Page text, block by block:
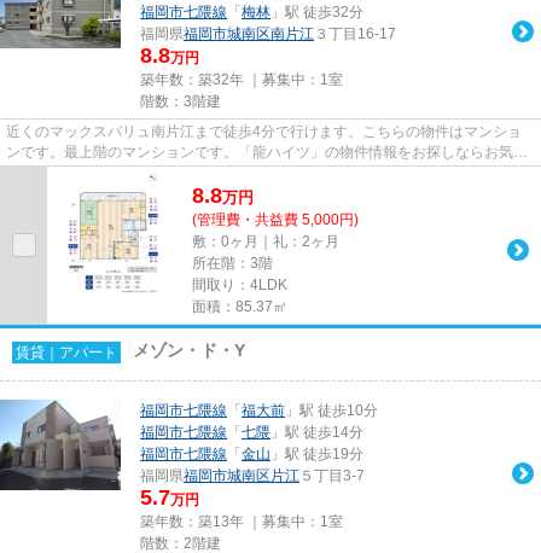
福岡市七隈線 「 梅林 」駅 徒歩32分
福岡県福岡市城南区南片江 ３丁目16-17
8.8万円
築年数：築32年 ｜募集中： 1室
階数：3階建
近くのマックスバリュ南片江まで徒歩4分で行けます。こちらの物件はマンショ
ンです。最上階のマンションです。「龍ハイツ」の物件情報をお探しならお気軽
にお問い合わせ下さい。より多...
8.8万円
(管理費・共益費 5,000円)
敷：0ヶ月｜礼：2ヶ月
所在階：3階
間取り：4LDK
面積：85.37㎡
賃貸｜アパート メゾン・ド・Y
福岡市七隈線 「 福大前 」駅 徒歩10分
福岡市七隈線 「 七隈 」駅 徒歩14分
福岡市七隈線 「 金山 」駅 徒歩19分
福岡県福岡市城南区 片江 ５丁目3-7
5.7万円
築年数：築13年 ｜募集中： 1室
階数：2階建